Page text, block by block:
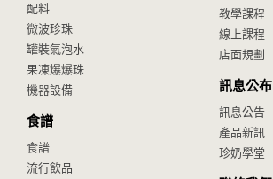
配料
微波珍珠
罐裝氣泡水
果凍爆爆珠
機器設備
食譜
食譜
流行飲品
教學課程
線上課程
店面規劃
訊息公布
訊息公告
產品新訊
珍奶學堂